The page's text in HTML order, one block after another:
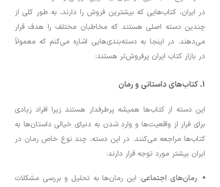
در ایران، کتاب‌هایی که بیشترین فروش را دارند، به طور کلی از
چندین دسته اصلی هستند که مخاطبان مختلف را هدف قرار
می‌دهند. در اینجا به دسته‌بندی‌هایی اشاره می‌کنم که معمولاً
در بازار کتاب ایران پرفروش‌تر هستند:
1. کتاب‌های داستانی و رمان
این دسته از کتاب‌ها همیشه پرطرفدار هستند زیرا افراد زیادی
برای فرار از واقعیت‌ها و وارد شدن به دنیای خیالی داستان‌ها به
کتاب‌ها مراجعه می‌کنند. در این دسته، چند نوع خاص رمان در
ایران بیشتر مورد توجه قرار دارند:
رمان‌های اجتماعی: این رمان‌ها به تحلیل و بررسی مشکلات